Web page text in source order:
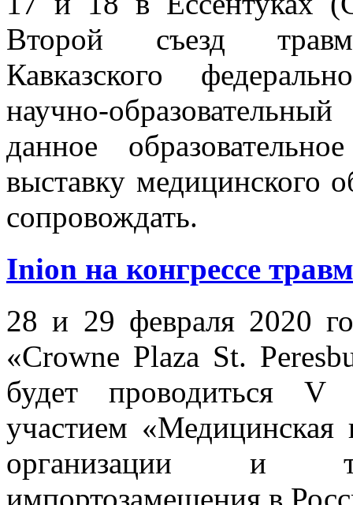
Второй съезд
Кавказского
научно-
данное
выставку медицинского
сопровождать.
Inion на конгрессе
28 и 29 февраля 2020
«Crowne Plaza St.
будет проводиться V
участием
организации и